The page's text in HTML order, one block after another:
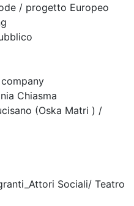
/ progetto Europeo
Chiasma
(Oska Matri ) /
Sociali/ Teatro